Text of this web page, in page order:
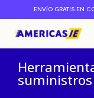
ENVÍO GRATIS EN
suministros